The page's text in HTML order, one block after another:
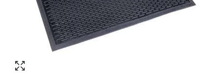
КУПИТЬ